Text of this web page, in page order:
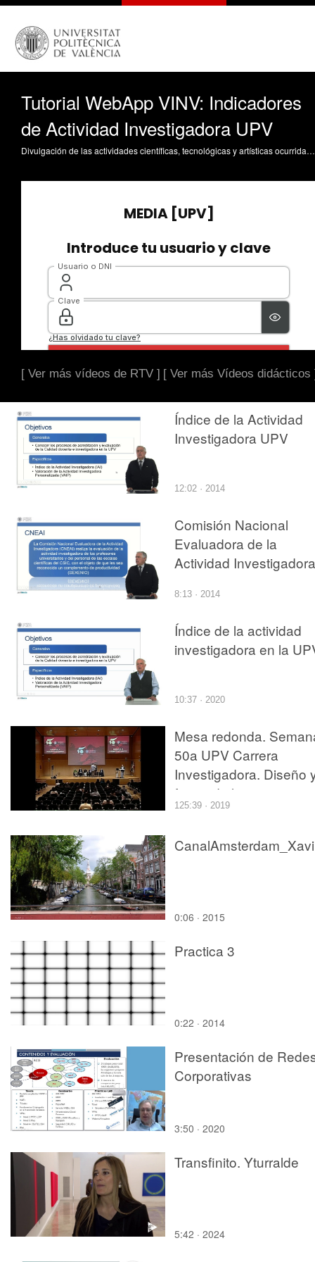
Tutorial WebApp VINV: Indicadores
de Actividad Investigadora UPV
Divulgación de las actividades científicas, tecnológicas y artísticas ocurridas en los tres campus de la UPV
[ Ver más vídeos de RTV ] [ Ver más Vídeos didácticos
Índice de la Actividad
Investigadora UPV
12:02 · 2014
Comisión Nacional
Evaluadora de la
Actividad Investigadora
8:13 · 2014
Índice de la actividad
investigadora en la
10:37 · 2020
Mesa redonda.
50a UPV Carrera
Investigadora. Diseño
futuro de la carrera
investigadora en la
125:39 · 2019
0:06 · 2015
Practica 3
0:22 · 2014
Presentación de
Corporativas
3:50 · 2020
Transfinito. Yturralde
5:42 · 2024